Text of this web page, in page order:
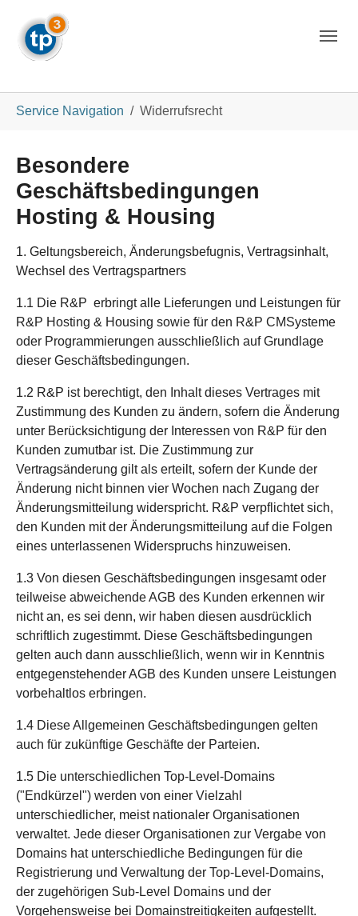
Service Navigation Widerrufsrecht
Besondere
Geschäftsbedingungen
Hosting & Housing
1. Geltungsbereich, Änderungsbefugnis, Vertragsinhalt,
Wechsel des Vertragspartners
1.1 Die R&P erbringt alle Lieferungen und Leistungen für
R&P Hosting & Housing sowie für den R&P CMSysteme
oder Programmierungen ausschließlich auf Grundlage
dieser Geschäftsbedingungen.
1.2 R&P ist berechtigt, den Inhalt dieses Vertrages mit
Zustimmung des Kunden zu ändern, sofern die Änderung
unter Berücksichtigung der Interessen von R&P für den
Kunden zumutbar ist. Die Zustimmung zur
Vertragsänderung gilt als erteilt, sofern der Kunde der
Änderung nicht binnen vier Wochen nach Zugang der
Änderungsmitteilung widerspricht. R&P verpflichtet sich,
den Kunden mit der Änderungsmitteilung auf die Folgen
eines unterlassenen Widerspruchs hinzuweisen.
1.3 Von diesen Geschäftsbedingungen insgesamt oder
teilweise abweichende AGB des Kunden erkennen wir
nicht an, es sei denn, wir haben diesen ausdrücklich
schriftlich zugestimmt. Diese Geschäftsbedingungen
gelten auch dann ausschließlich, wenn wir in Kenntnis
entgegenstehender AGB des Kunden unsere Leistungen
vorbehaltlos erbringen.
1.4 Diese Allgemeinen Geschäftsbedingungen gelten
auch für zukünftige Geschäfte der Parteien.
1.5 Die unterschiedlichen Top-Level-Domains
("Endkürzel") werden von einer Vielzahl
unterschiedlicher, meist nationaler Organisationen
verwaltet. Jede dieser Organisationen zur Vergabe von
Domains hat unterschiedliche Bedingungen für die
Registrierung und Verwaltung der Top-Level-Domains,
der zugehörigen Sub-Level Domains und der
Vorgehensweise bei Domainstreitigkeiten aufgestellt.